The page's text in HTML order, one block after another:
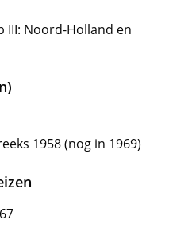
III: Noord-Holland en
1958 (nog in 1969)